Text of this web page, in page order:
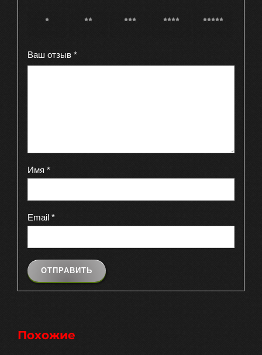
1 из 5
2 из 5
3 из 5
4 из 5
5 из 5
Ваш отзыв *
Имя *
Email *
Похожие